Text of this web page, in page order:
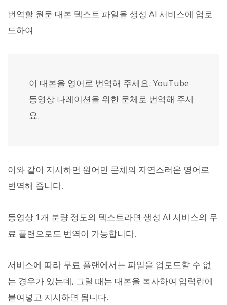
번역할 원문 대본 텍스트 파일을 생성 AI 서비스에 업로
드하여
이 대본을 영어로 번역해 주세요. YouTube
동영상 나레이션을 위한 문체로 번역해 주세
요.
이와 같이 지시하면 원어민 문체의 자연스러운 영어로
번역해 줍니다.
동영상 1개 분량 정도의 텍스트라면 생성 AI 서비스의 무
료 플랜으로도 번역이 가능합니다.
서비스에 따라 무료 플랜에서는 파일을 업로드할 수 없
는 경우가 있는데, 그럴 때는 대본을 복사하여 입력란에
붙여넣고 지시하면 됩니다.